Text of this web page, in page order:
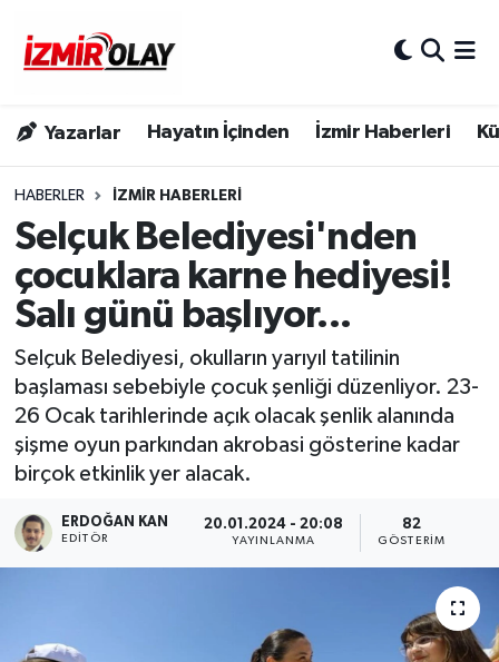
Yazarlar Hayatın İçinden İzmir Haberleri
HABERLER İZMIR HABERLERI
Selçuk Belediyesi'nden
çocuklara karne hediyesi!
Salı günü başlıyor...
Selçuk Belediyesi, okulların yarıyıl tatilinin
başlaması sebebiyle çocuk şenliği düzenliyor. 23-
26 Ocak tarihlerinde açık olacak şenlik alanında
şişme oyun parkından akrobasi gösterine kadar
birçok etkinlik yer alacak.
ERDOĞAN KAN
EDITÖR
20.01.2024 - 20:08
YAYINLANMA
82
GÖSTERIM
Konak Trafik Yoğunluk Haritası
Süper Lig Puan Durumu ve Fikstür
Tüm Manşetler
Son Dakika Haberleri
Haber Arşivi